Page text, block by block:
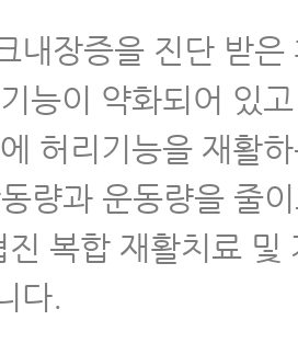
내장증을 진단 받은
능이 약화되어 있
허리기능을 재활
량과 운동량을 줄
진 복합 재활치료 및
다.